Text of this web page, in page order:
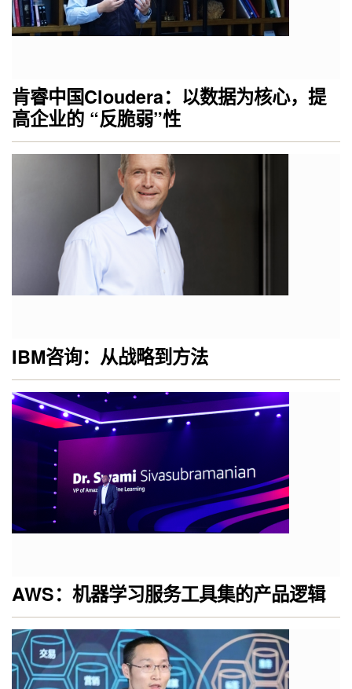
肯睿中国Cloudera：以数据为核心，提
高企业的 “反脆弱”性
IBM咨询：从战略到方法
AWS：机器学习服务工具集的产品逻辑